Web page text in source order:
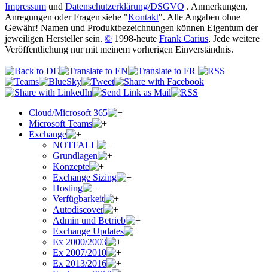
Impressum und Datenschutzerklärung/DSGVO . Anmerkungen,
Anregungen oder Fragen siehe "Kontakt". Alle Angaben ohne
Gewähr! Namen und Produktbezeichnungen können Eigentum der
jeweiligen Hersteller sein. © 1998-heute Frank Carius, Jede weitere
Veröffentlichung nur mit meinem vorherigen Einverständnis.
Cloud/Microsoft 365
Microsoft Teams
Exchange
NOTFALL
Grundlagen
Konzepte
Exchange Sizing
Hosting
Verfügbarkeit
Autodiscover
Admin und Betrieb
Exchange Updates
Ex 2000/2003
Ex 2007/2010
Ex 2013/2016